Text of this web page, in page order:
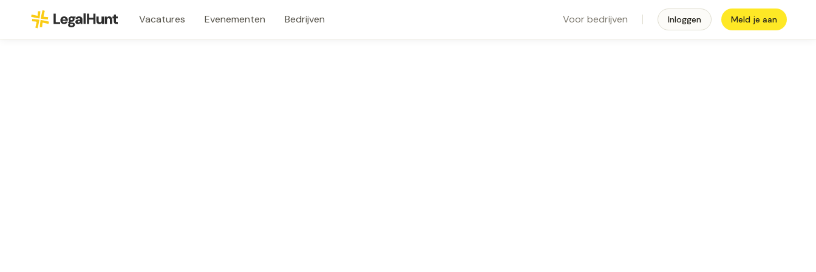
Vacatures Evenementen Bedrijven Voor bedrijven Inloggen Meld je aan